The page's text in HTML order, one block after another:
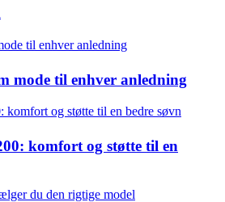
mode til enhver anledning
komfort og støtte til en